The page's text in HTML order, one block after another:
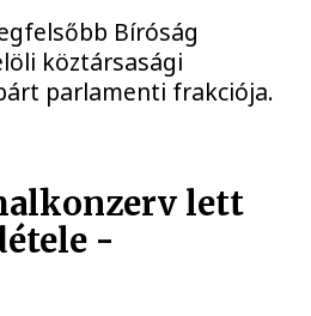
Bíróság
köztársasági
parlamenti frakciója.
lett
-